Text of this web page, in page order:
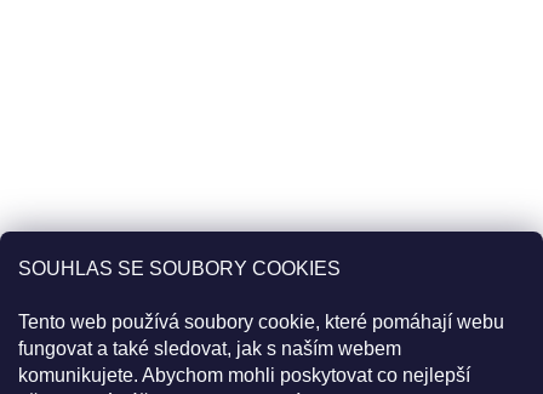
SOUHLAS SE SOUBORY COOKIES
Tento web používá soubory cookie, které pomáhají webu
fungovat a také sledovat, jak s naším webem
komunikujete. Abychom mohli poskytovat co nejlepší